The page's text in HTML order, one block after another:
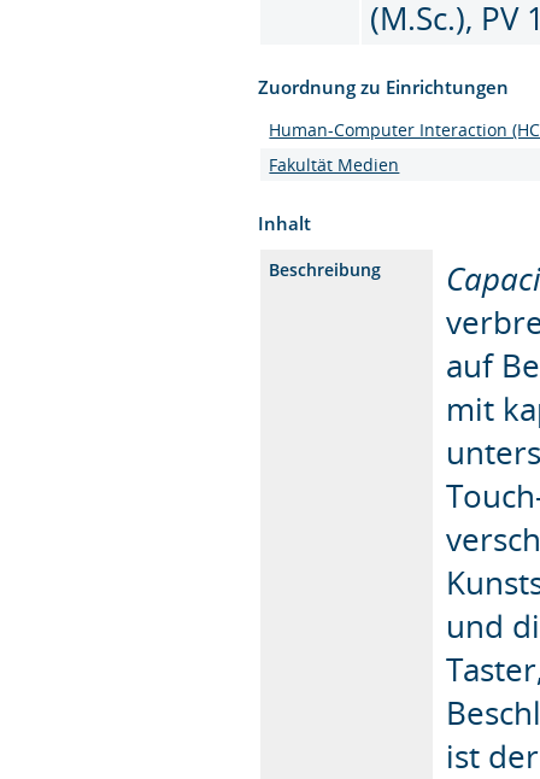
(M.Sc.), PV
Zuordnung zu Einrichtungen
Human-Computer Interaction
Fakultät Medien
Inhalt
Beschreibung
auf
mit
und
ist